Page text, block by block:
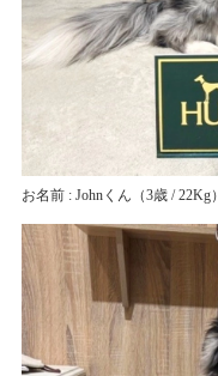
お名前 : Johnくん （3歳 / 22Kg）